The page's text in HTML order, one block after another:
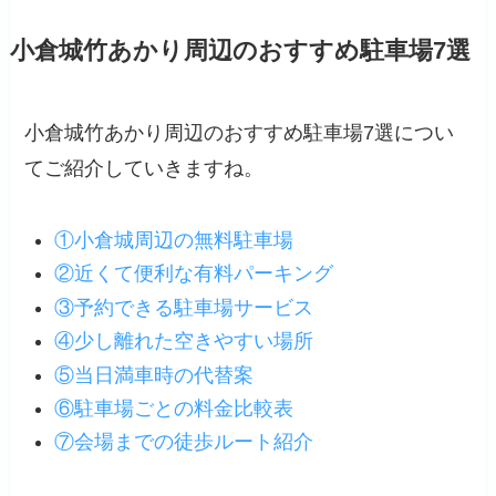
小倉城竹あかり周辺のおすすめ駐車場7選
小倉城竹あかり周辺のおすすめ駐車場7選につい
てご紹介していきますね。
①小倉城周辺の無料駐車場
②近くて便利な有料パーキング
③予約できる駐車場サービス
④少し離れた空きやすい場所
⑤当日満車時の代替案
⑥駐車場ごとの料金比較表
⑦会場までの徒歩ルート紹介